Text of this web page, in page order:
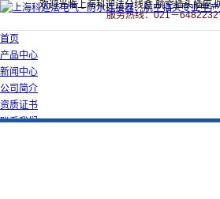
欢迎光临上海科迎法分线盒,航空插头插座,
服务热线：021－
首页
产品中心
新闻中心
公司简介
资质证书
联系我们